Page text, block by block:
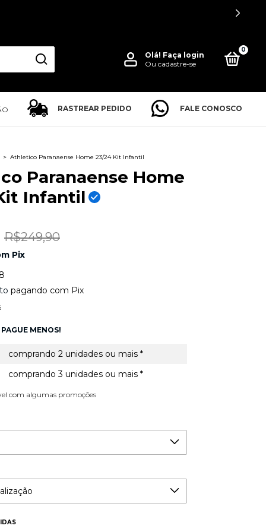
Olá! Faça login
Ou cadastre-se
0
RASTREAR PEDIDO FALE CONOSCO
> Athletico Paranaense Home 23/24 Kit Infantil
Paranaense Home
Infantil
R$249,90
Pix
pagando com Pix
MENOS!
comprando 2 unidades ou mais *
comprando 3 unidades ou mais *
com algumas promoções